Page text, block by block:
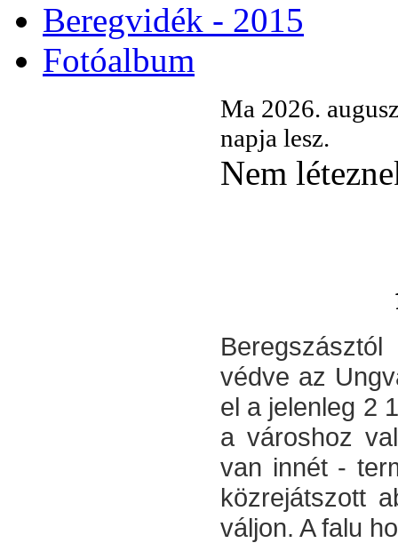
Beregvidék - 2015
Fotóalbum
Ma 2026.
napja lesz.
Nem
védve az
el a jelenleg 2
a városhoz
van innét -
közrejátszott
váljon. A falu